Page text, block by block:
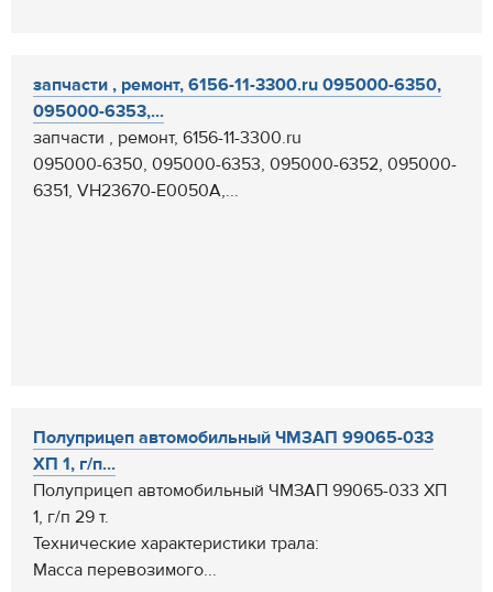
запчасти , ремонт, 6156-11-3300.ru 095000-6350,
095000-6353,...
запчасти , ремонт, 6156-11-3300.ru
095000-6350, 095000-6353, 095000-6352, 095000-
6351, VH23670-E0050A,...
Полуприцеп автомобильный ЧМЗАП 99065-033
ХП 1, г/п...
Полуприцеп автомобильный ЧМЗАП 99065-033 ХП
1, г/п 29 т.
Технические характеристики трала:
Масса перевозимого...